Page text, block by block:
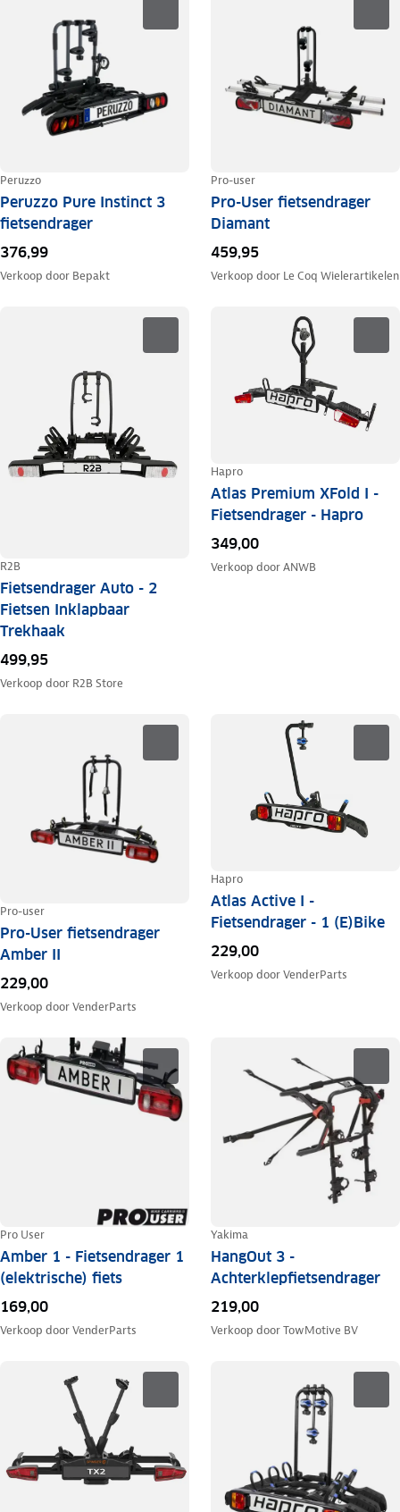
Peruzzo
Peruzzo Pure Instinct 3
fietsendrager
376,99
Verkoop door Bepakt
Pro-user
Pro-User fietsendrager
Diamant
459,95
Verkoop door Le Coq Wielerartikelen
R2B
Fietsendrager Auto - 2
Fietsen Inklapbaar
Trekhaak
499,95
Verkoop door R2B Store
Hapro
Atlas Premium XFold I -
Fietsendrager - Hapro
349,00
Verkoop doorANWB
Pro-user
Pro-User fietsendrager
Amber II
229,00
Verkoop doorVenderParts
Hapro
Atlas Active I -
Fietsendrager - 1 (E)Bike
229,00
Verkoop doorVenderParts
Pro User
Amber 1 - Fietsendrager 1
(elektrische) fiets
169,00
Verkoop doorVenderParts
Yakima
HangOut 3 -
Achterklepfietsendrager
219,00
Verkoop doorTowMotive BV